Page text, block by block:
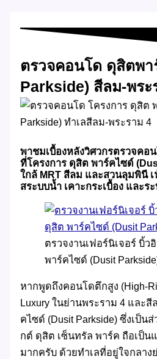
ตรวจคอนโด ดุสิตพ
Parkside) สีลม-พระ
พาชมเบื้องหลังวิศวกรตรวจคอ
ที่โครงการ ดุสิต พาร์คไซด์
ใกล้ MRT สีลม และสวนลุมพินี
สระบบน้ำ เคาะกระเบื้อง และร
ตรวจงานเฟอร์นิเจอร์ บิ้ว
พาร์คไซด์ (Dusit
หากพูดถึงคอนโดตึกสูง (High-
Luxury ในย่านพระราม 4 และ
คไซด์ (Dusit Parkside) ซึ่งเป็น
กต์ ดุสิต เซ็นทรัล พาร์ค ถือเป็
มากครับ ด้วยทำเลที่อยู่ใจกลาง